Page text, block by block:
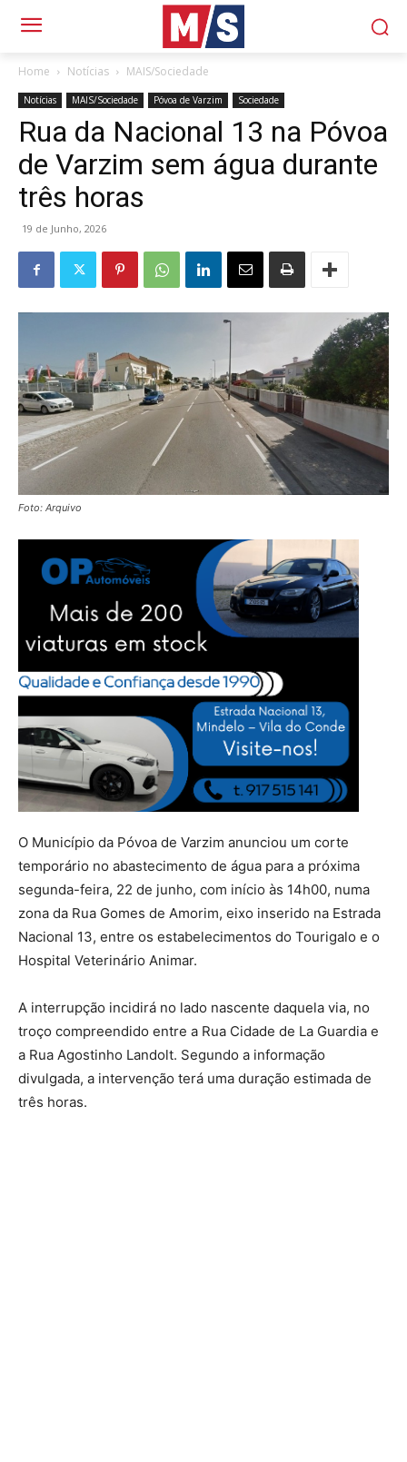
Home Notícias MAIS/Sociedade
Notícias MAIS/Sociedade Póvoa de Varzim Sociedade
Rua da Nacional 13 na Póvoa
de Varzim sem água durante
três horas
19 de Junho, 2026
Foto: Arquivo
O Município da Póvoa de Varzim anunciou um corte
temporário no abastecimento de água para a próxima
segunda-feira, 22 de junho, com início às 14h00, numa
zona da Rua Gomes de Amorim, eixo inserido na Estrada
Nacional 13, entre os estabelecimentos do Tourigalo e o
Hospital Veterinário Animar.
A interrupção incidirá no lado nascente daquela via, no
troço compreendido entre a Rua Cidade de La Guardia e
a Rua Agostinho Landolt. Segundo a informação
divulgada, a intervenção terá uma duração estimada de
três horas.